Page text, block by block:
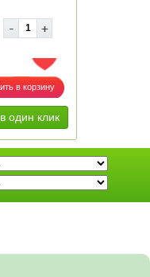
ДОБАВИТЬ В ИЗБРАННОЕ